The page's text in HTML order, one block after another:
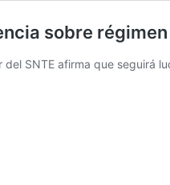
sobre
del SNTE afirma que seguirá